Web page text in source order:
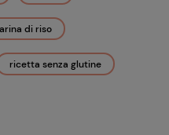
di riso
ricetta senza glutine